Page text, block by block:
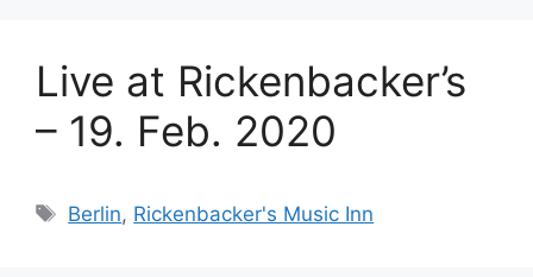
Live at Rickenbacker’s
– 19. Feb. 2020
Schlagwörter
Berlin, Rickenbacker's Music Inn